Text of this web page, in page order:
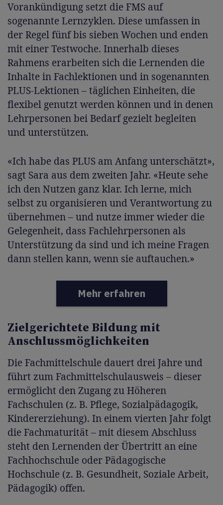
Vorankündigung setzt die FMS auf
sogenannte Lernzyklen. Diese umfassen in
der Regel fünf bis sieben Wochen und enden
mit einer Testwoche. Innerhalb dieses
Rahmens erarbeiten sich die Lernenden die
Inhalte in Fachlektionen und in sogenannten
PLUS-Lektionen – täglichen Einheiten, die
flexibel genutzt werden können und in denen
Lehrpersonen bei Bedarf gezielt begleiten
und unterstützen.
«Ich habe das PLUS am Anfang unterschätzt»,
sagt Sara aus dem zweiten Jahr. «Heute sehe
ich den Nutzen ganz klar. Ich lerne, mich
selbst zu organisieren und Verantwortung zu
übernehmen – und nutze immer wieder die
Gelegenheit, dass Fachlehrpersonen als
Unterstützung da sind und ich meine Fragen
dann stellen kann, wenn sie auftauchen.»
Mehr erfahren
Zielgerichtete Bildung mit
Anschlussmöglichkeiten
Die Fachmittelschule dauert drei Jahre und
führt zum Fachmittelschulausweis – dieser
ermöglicht den Zugang zu Höheren
Fachschulen (z. B. Pflege, Sozialpädagogik,
Kindererziehung). In einem vierten Jahr folgt
die Fachmaturität –mit diesem Abschluss
steht den Lernenden der Übertritt an eine
Fachhochschule oder Pädagogische
Hochschule (z. B. Gesundheit, Soziale Arbeit,
Pädagogik) offen.